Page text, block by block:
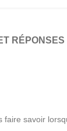
RÉPONSES
savoir